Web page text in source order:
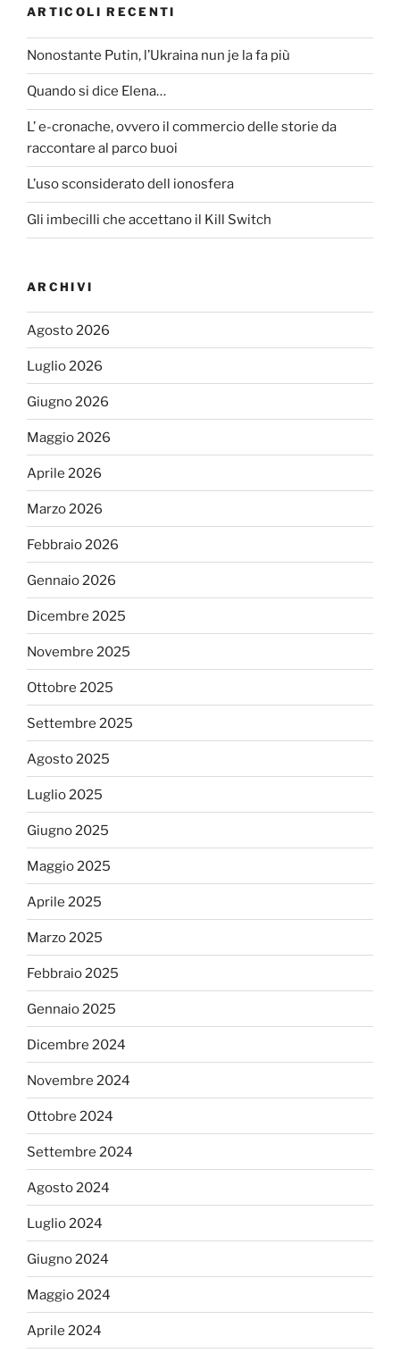
ARTICOLI RECENTI
Nonostante Putin, l’Ukraina nun je la fa più
Quando si dice Elena…
L’ e-cronache, ovvero il commercio delle storie da
raccontare al parco buoi
L’uso sconsiderato dell ionosfera
Gli imbecilli che accettano il Kill Switch
ARCHIVI
Agosto 2026
Luglio 2026
Giugno 2026
Maggio 2026
Aprile 2026
Marzo 2026
Febbraio 2026
Gennaio 2026
Dicembre 2025
Novembre 2025
Ottobre 2025
Settembre 2025
Agosto 2025
Luglio 2025
Giugno 2025
Maggio 2025
Aprile 2025
Marzo 2025
Febbraio 2025
Gennaio 2025
Dicembre 2024
Novembre 2024
Ottobre 2024
Settembre 2024
Agosto 2024
Luglio 2024
Giugno 2024
Maggio 2024
Aprile 2024